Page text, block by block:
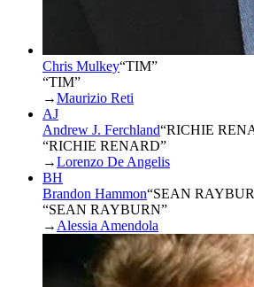
Chris Mulkey“TIM”
“TIM”
→Maurizio Reti
AJ
Andrew J. Ferchland“RICHIE
“RICHIE RENARD”
→Lorenzo De Angelis
BH
Brandon Hammon“SEAN
“SEAN RAYBURN”
→ Alessia Amendola